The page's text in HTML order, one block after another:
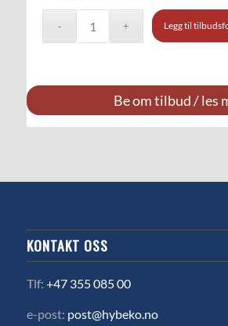
Legg til
Be om tilbud / les
KONTAKT OSS
Tlf: +47 355 085 00
e-post: post@hybeko.no